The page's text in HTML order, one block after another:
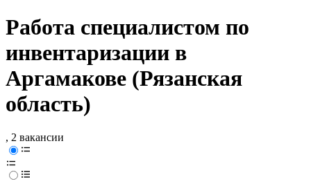
Работа специалистом по
инвентаризации в
Аргамакове (Рязанская
область)
, 2 вакансии